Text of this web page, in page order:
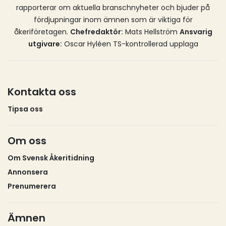
minnen. Av berättelser som lever vidare runt
kaffebord, i verkstäder och längs vägarna. Från
chaufför till chaufför. Från mun till mun. Numera
också via sociala medier.Ett sådant minne bär jag
rapporterar om aktuella branschnyheter och bjuder på
fördjupningar inom ämnen som är viktiga för
åkeriföretagen. Chefredaktör: Mats Hellström Ansvarig
utgivare: Oscar Hyléen TS-kontrollerad upplaga
Kontakta oss
Tipsa oss
Om oss
Om Svensk Åkeritidning
Annonsera
Prenumerera
Ämnen